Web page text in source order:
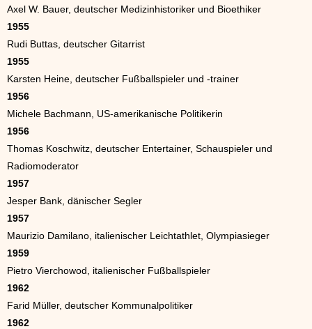
Axel W. Bauer, deutscher Medizinhistoriker und Bioethiker
1955
Rudi Buttas, deutscher Gitarrist
1955
Karsten Heine, deutscher Fußballspieler und -trainer
1956
Michele Bachmann, US-amerikanische Politikerin
1956
Thomas Koschwitz, deutscher Entertainer, Schauspieler und
Radiomoderator
1957
Jesper Bank, dänischer Segler
1957
Maurizio Damilano, italienischer Leichtathlet, Olympiasieger
1959
Pietro Vierchowod, italienischer Fußballspieler
1962
Farid Müller, deutscher Kommunalpolitiker
1962